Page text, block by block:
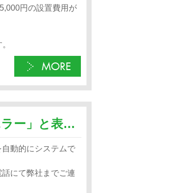
円の設置費用が
クレジットカードで決済したところ「延長エラー」と表示され期間が延長されません
動的にシステムで
にて弊社までご連